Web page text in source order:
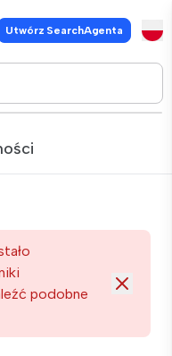
Utwórz SearchAgenta
podobne